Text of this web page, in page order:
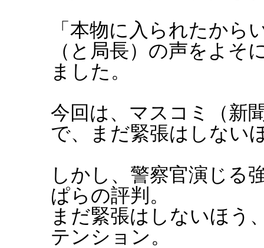
「本物に入られたから
（と局長）の声をよそ
ました。
今回は、マスコミ（新
で、まだ緊張はしない
しかし、警察官演じる
ぱらの評判。
まだ緊張はしないほう
テンション。